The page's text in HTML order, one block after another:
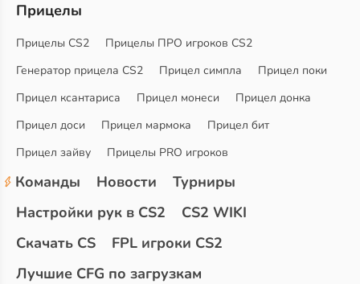
Прицелы
Прицелы CS2
Прицелы ПРО игроков CS2
Генератор прицела CS2
Прицел симпла
Прицел поки
Прицел ксантариса
Прицел монеси
Прицел донка
Прицел доси
Прицел мармока
Прицел бит
Прицел зайву
Прицелы PRO игроков
Команды Новости
Турниры
Настройки рук в CS2
CS2 WIKI
Скачать CS
FPL игроки CS2
Лучшие CFG по загрузкам